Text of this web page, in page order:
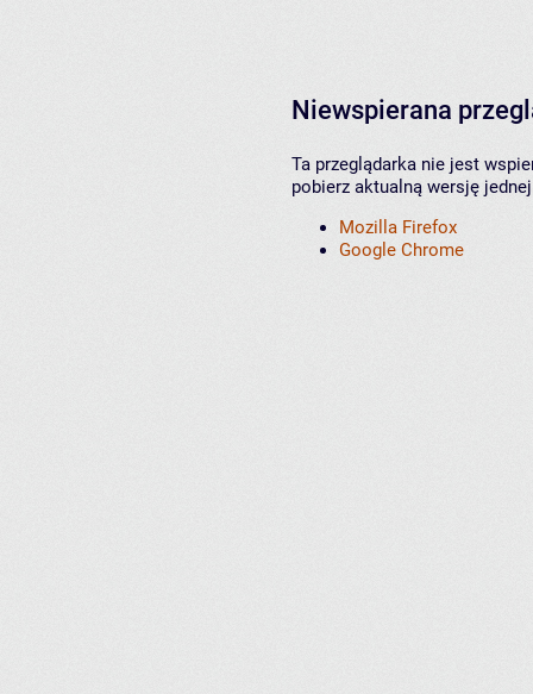
Niewspierana
Ta przeglądarka nie jest
pobierz aktualną wersję
Mozilla Firefox
Google Chrome